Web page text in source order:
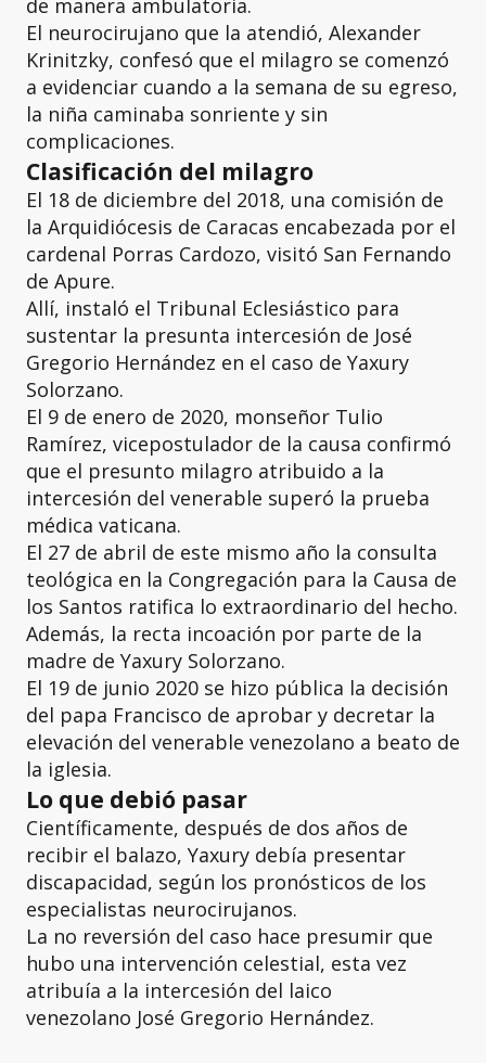
de manera ambulatoria.
El neurocirujano que la atendió, Alexander
Krinitzky, confesó que el milagro se comenzó
a evidenciar cuando a la semana de su egreso,
la niña caminaba sonriente y sin
complicaciones.
Clasificación del milagro
El 18 de diciembre del 2018, una comisión de
la Arquidiócesis de Caracas encabezada por el
cardenal Porras Cardozo, visitó San Fernando
de Apure.
Allí, instaló el Tribunal Eclesiástico para
sustentar la presunta intercesión de José
Gregorio Hernández en el caso de Yaxury
Solorzano.
El 9 de enero de 2020, monseñor Tulio
Ramírez, vicepostulador de la causa confirmó
que el presunto milagro atribuido a la
intercesión del venerable superó la prueba
médica vaticana.
El 27 de abril de este mismo año la consulta
teológica en la Congregación para la Causa de
los Santos ratifica lo extraordinario del hecho.
Además, la recta incoación por parte de la
madre de Yaxury Solorzano.
El 19 de junio 2020 se hizo pública la decisión
del papa Francisco de aprobar y decretar la
elevación del venerable venezolano a beato de
la iglesia.
Lo que debió pasar
Científicamente, después de dos años de
recibir el balazo, Yaxury debía presentar
discapacidad, según los pronósticos de los
especialistas neurocirujanos.
La no reversión del caso hace presumir que
hubo una intervención celestial, esta vez
atribuía a la intercesión del laico
venezolano José Gregorio Hernández.